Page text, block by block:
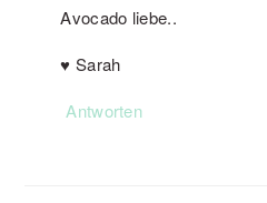
Avocado liebe..
♥ Sarah
Antworten